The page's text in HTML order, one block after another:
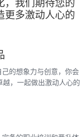
，我们期待您的
更多激动人心的
的想象力与创意，你会
越，一起做出激动人心的